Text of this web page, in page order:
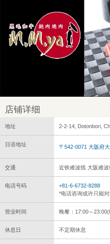
店铺详细
地址 2-2-14, Dotonbori,
日语地址 〒542-0071 大阪府
交通 近铁难波线 大阪难
电话号码
+81-6-6732-8288
*电话咨询或许只能对
营业时间 晚餐：17:00～
休息日 不定期休息